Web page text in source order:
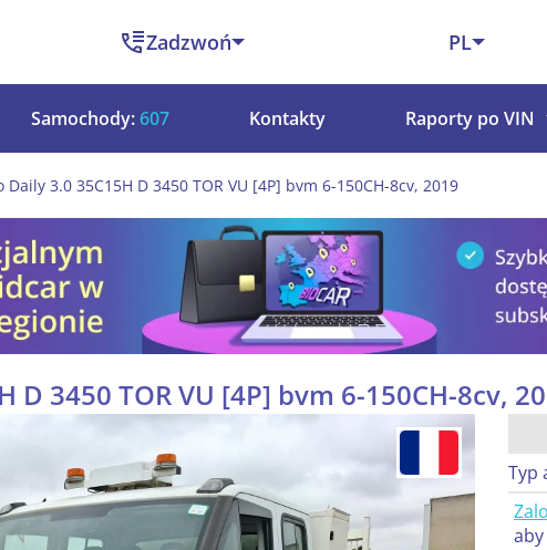
Zadzwoń PL
Samochody:607 Kontakty Raporty po VIN
Daily 3.0 35C15H D 3450 TOR VU [4P] bvm 6-150CH-8cv, 2019
D 3450 TOR VU [4P] bvm 6-150CH-8cv,
Typ
aby